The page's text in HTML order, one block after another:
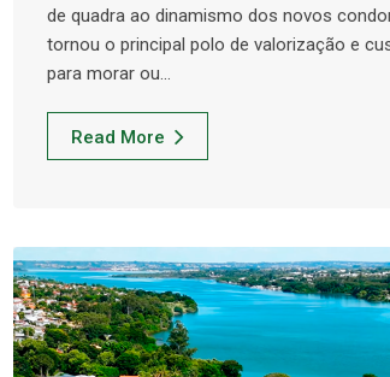
de quadra ao dinamismo dos novos
tornou o principal polo de valorização e
para morar ou…
Read More